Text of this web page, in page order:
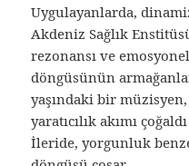
Uygulayanlarda,
Akdeniz Sağlık
rezonansı ve
döngüsünün
yaşındaki bir
yaratıcılık akımı
İleride, yorgunluk